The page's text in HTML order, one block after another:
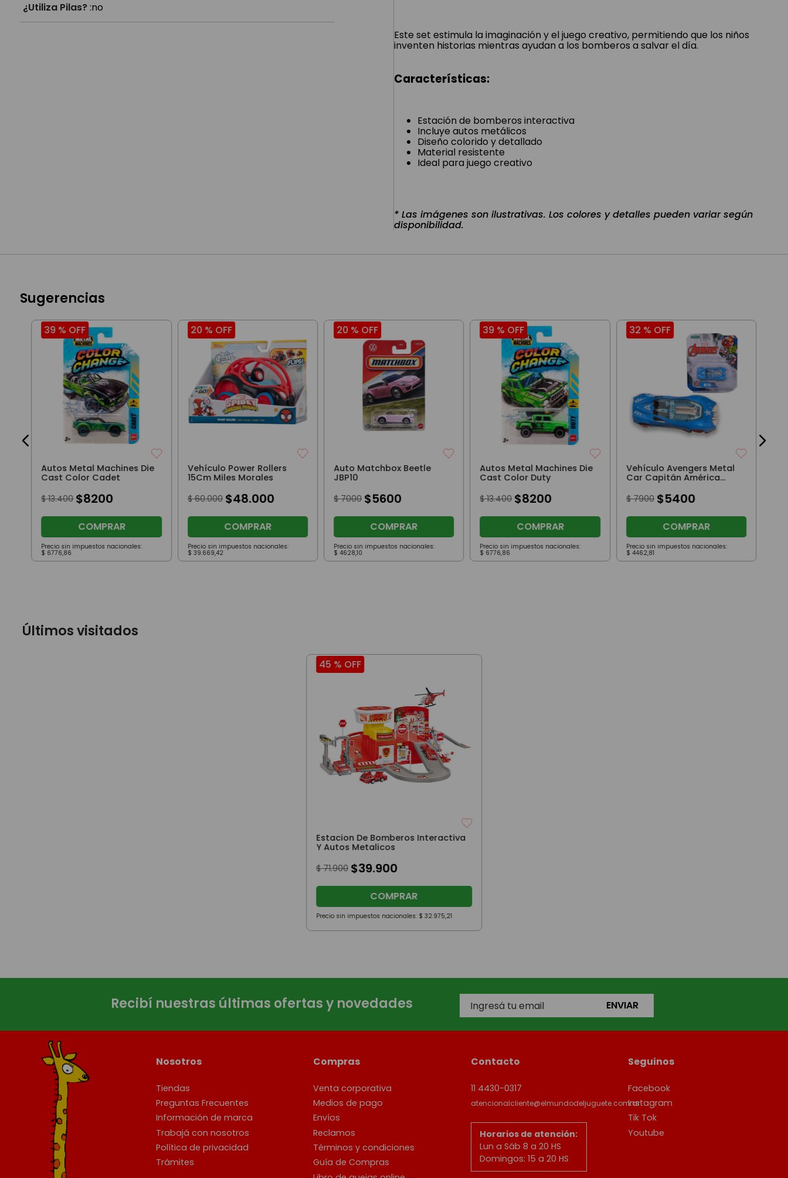
¿Utiliza Pilas?:no
Este set estimula la imaginación y el juego creativo, permitiendo que los niños
inventen historias mientras ayudan a los bomberos a salvar el día.
Características:
Estación de bomberos interactiva
Incluye autos metálicos
Diseño colorido y detallado
Material resistente
Ideal para juego creativo
* Las imágenes son ilustrativas. Los colores y detalles pueden variar según
disponibilidad.
Sugerencias
39 % OFF
Autos Metal Machines Die
Cast Color Cadet
$ 13.400 $8200
COMPRAR
Precio sin impuestos nacionales:
$ 6776,86
20 % OFF
Vehículo Power Rollers
15Cm Miles Morales
$ 60.000 $48.000
COMPRAR
Precio sin impuestos nacionales:
$ 39.669,42
20 % OFF
Auto Matchbox Beetle
JBP10
$ 7000 $5600
COMPRAR
Precio sin impuestos nacionales:
$ 4628,10
39 % OFF
Autos Metal Machines Die
Cast Color Duty
$ 13.400 $8200
COMPRAR
Precio sin impuestos nacionales:
$ 6776,86
32 % OFF
Vehículo Avengers Metal
Car Capitán América
Celeste
$ 7900 $5400
COMPRAR
Precio sin impuestos nacionales:
$ 4462,81
Últimos visitados
45 %OFF
Estacion De Bomberos Interactiva
Y Autos Metalicos
$ 71.900 $39.900
COMPRAR
Precio sin impuestos nacionales: $ 32.975,21
Recibí nuestras últimas ofertas y novedades ENVIAR
Nosotros
Tiendas
Preguntas Frecuentes
Información de marca
Trabajá con nosotros
Política de privacidad
Trámites
Compras
Venta corporativa
Medios de pago
Envíos
Reclamos
Términos y condiciones
Guía de Compras
Contacto
11 4430-0317
atencionalcliente@elmundodeljuguete.com.ar
Horarios de atención:
Lun a Sáb 8 a 20 HS
Domingos: 15 a 20 HS
Seguinos
Facebook
Instagram
Tik Tok
Youtube